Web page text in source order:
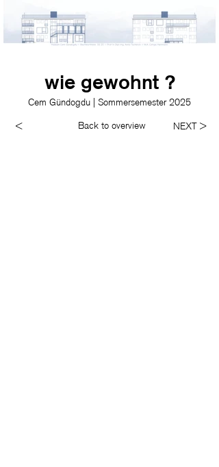
wie gewohnt ?
Cem Gündogdu | Sommersemester 2025
< Back to overview NEXT >